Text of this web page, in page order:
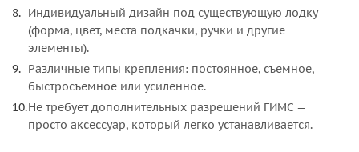
Индивидуальный дизайн под существующую лодку
(форма, цвет, места подкачки, ручки и другие
элементы).
Различные типы крепления: постоянное, съемное,
быстросъемное или усиленное.
Не требует дополнительных разрешений ГИМС —
просто аксессуар, который легко устанавливается.